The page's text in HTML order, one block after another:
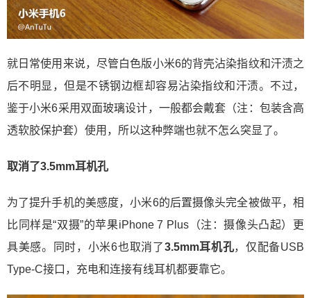
就日常使用来说，尽管白色版小米6的背壳沾染指纹和汗渍之
后不明显，但是不锈钢边框却容易沾染指纹和汗渍。不过，
鉴于小米6采用双面玻璃设计，一般都会戴套（注：包装含高
透软胶保护套）使用，所以这种弊端也就不怎么突显了。
取消了3.5mm耳机孔
为了提升手机的美感度，小米6的后置摄像头完全被做平，相
比同样是“双摄”的苹果iPhone 7 Plus（注：摄像头凸起）更
具美感。同时，小米6也取消了3.5mm耳机孔，仅配备USB
Type-C接口，充电和连接有线耳机都要靠它。